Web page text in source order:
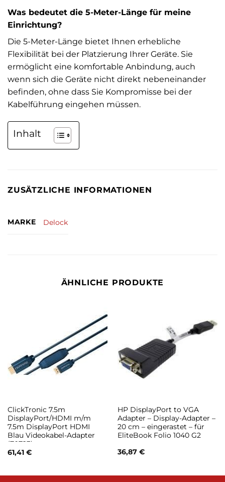
Was bedeutet die 5-Meter-Länge für meine
Einrichtung?
Die 5-Meter-Länge bietet Ihnen erhebliche
Flexibilität bei der Platzierung Ihrer Geräte. Sie
ermöglicht eine komfortable Anbindung, auch
wenn sich die Geräte nicht direkt nebeneinander
befinden, ohne dass Sie Kompromisse bei der
Kabelführung eingehen müssen.
Inhalt
ZUSÄTZLICHE INFORMATIONEN
MARKE Delock
ÄHNLICHE PRODUKTE
ClickTronic 7.5m
DisplayPort/HDMI m/m
7.5m DisplayPort HDMI
Blau Videokabel-Adapter
(70723)
61,41 €
HP DisplayPort to VGA
Adapter – Display-Adapter –
20 cm – eingerastet – für
EliteBook Folio 1040 G2
36,87 €